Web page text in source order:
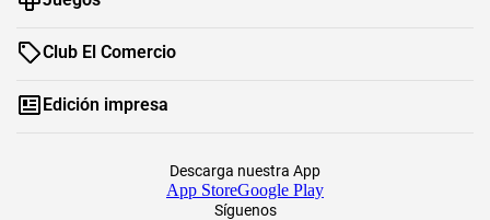
Club El Comercio
Edición impresa
Síguenos
Descarga nuestra App
App StoreGoogle Play